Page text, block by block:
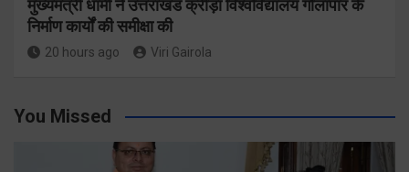
मुख्यमंत्री धामी ने उत्तराखंड क्रीड़ा विश्वविद्यालय गौलापार के
निर्माण कार्यों की समीक्षा की
20 hours ago Viri Gairola
You Missed